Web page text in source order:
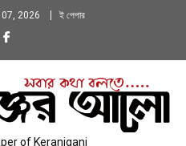
2026 ই পেপার
of Keraniganj